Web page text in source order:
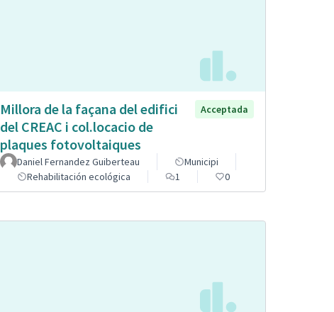
Millora de la façana del edifici
del CREAC i col.locacio de
plaques fotovoltaiques
Acceptada
Daniel Fernandez Guiberteau
Municipi
Rehabilitación ecológica
1 0